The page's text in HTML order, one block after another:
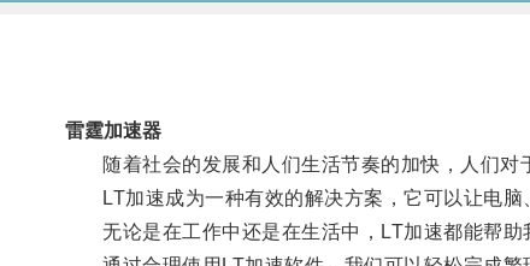
雷霆加速器
随着社会的发展和人们生活节奏的加快，人们对
LT加速成为一种有效的解决方案，它可以让电脑
无论是在工作中还是在生活中，LT加速都能帮助